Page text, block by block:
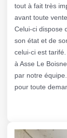
tout à fait très
avant toute
Celui-ci dispose
son état et de
celui-ci est
à Asse Le
par notre
pour toute